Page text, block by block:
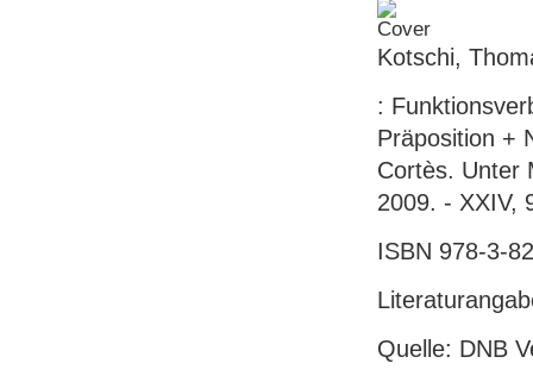
Kotschi,
:
Präposition +
Cortès. Unter
2009. - XXIV,
ISBN 978-3-
Quelle: DNB